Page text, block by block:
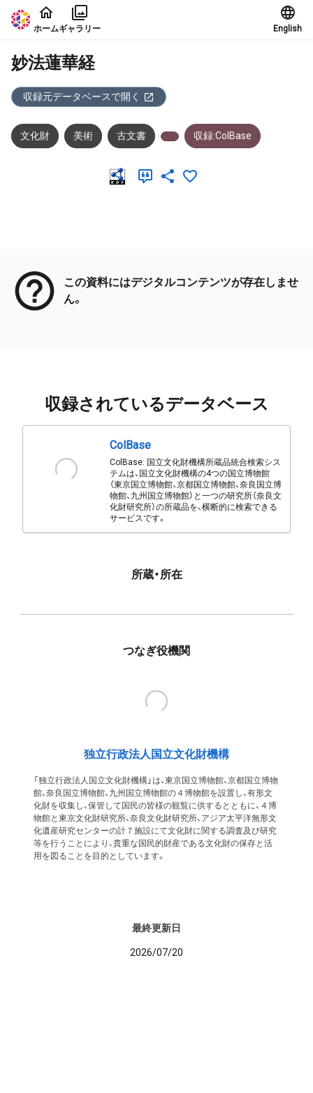
本文に飛ぶ
ホームギャラリー English
妙法蓮華経
収録元データベースで開く
文化財 美術 古文書 収録:ColBase
この資料にはデジタルコンテンツが存在しませ
ん。
収録されているデータベース
ColBase
ColBase: 国立文化財機構所蔵品統合検索シス
テムは、国立文化財機構の4つの国立博物館
（東京国立博物館、京都国立博物館、奈良国立博
物館、九州国立博物館）と一つの研究所（奈良文
化財研究所）の所蔵品を、横断的に検索できる
サービスです。
所蔵・所在
つなぎ役機関
独立行政法人国立文化財機構
「独立行政法人国立文化財機構」は、東京国立博物館、京都国立博物
館、奈良国立博物館、九州国立博物館の４博物館を設置し、有形文
化財を収集し、保管して国民の皆様の観覧に供するとともに、４博
物館と東京文化財研究所、奈良文化財研究所、アジア太平洋無形文
化遺産研究センターの計７施設にて文化財に関する調査及び研究
等を行うことにより、貴重な国民的財産である文化財の保存と活
用を図ることを目的としています。
最終更新日
2026/07/20